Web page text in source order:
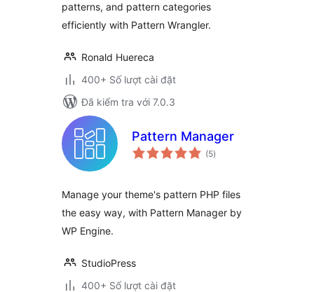
patterns, and pattern categories
efficiently with Pattern Wrangler.
Ronald Huereca
400+ Số lượt cài đặt
Đã kiểm tra với 7.0.3
Pattern Manager
(5tổng
đánh
)
Manage your theme's pattern PHP files
the easy way, with Pattern Manager by
WP Engine.
StudioPress
400+ Số lượt cài đặt